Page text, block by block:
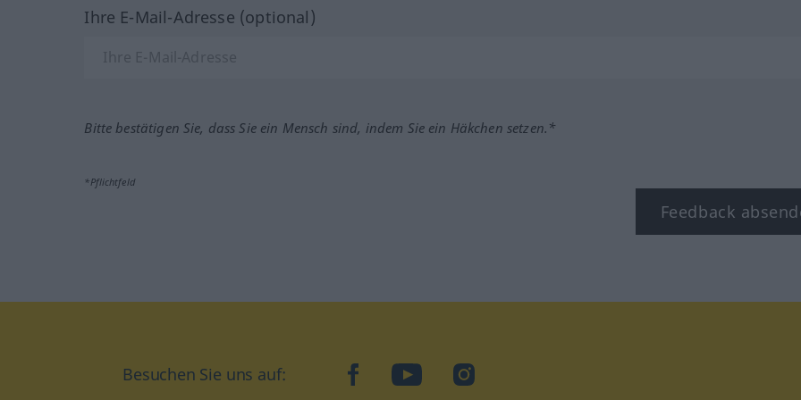
Ihre E-Mail-Adresse (optional)
Bitte bestätigen Sie, dass Sie ein Mensch sind, indem Sie ein Häkchen setzen.*
*Pflichtfeld
Feedback
Besuchen Sie uns auf: facebookYouTubeInstagram